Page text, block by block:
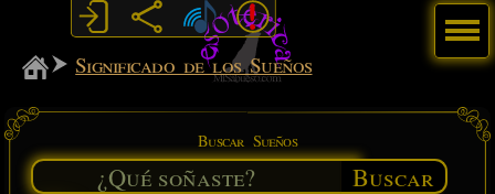
MiSabueso
Significado de los Sueños
Buscar Sueños
Buscar
Menú